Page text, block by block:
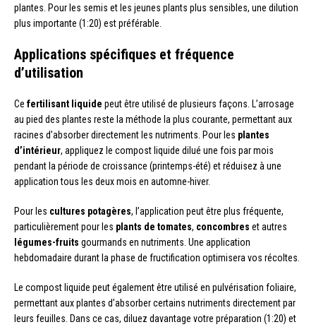
plantes. Pour les semis et les jeunes plants plus sensibles, une dilution
plus importante (1:20) est préférable.
Applications spécifiques et fréquence
d’utilisation
Ce fertilisant liquide peut être utilisé de plusieurs façons. L’arrosage
au pied des plantes reste la méthode la plus courante, permettant aux
racines d’absorber directement les nutriments. Pour les plantes
d’intérieur, appliquez le compost liquide dilué une fois par mois
pendant la période de croissance (printemps-été) et réduisez à une
application tous les deux mois en automne-hiver.
Pour les cultures potagères, l’application peut être plus fréquente,
particulièrement pour les plants de tomates, concombres et autres
légumes-fruits gourmands en nutriments. Une application
hebdomadaire durant la phase de fructification optimisera vos récoltes.
Le compost liquide peut également être utilisé en pulvérisation foliaire,
permettant aux plantes d’absorber certains nutriments directement par
leurs feuilles. Dans ce cas, diluez davantage votre préparation (1:20) et